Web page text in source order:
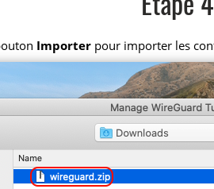
Etape 4
Importer pour importer les